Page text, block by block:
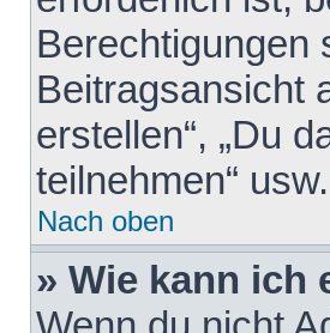
Berechtigungen
Beitragsansicht
erstellen“, „Du
teilnehmen“ usw.
Nach oben
» Wie kann ich